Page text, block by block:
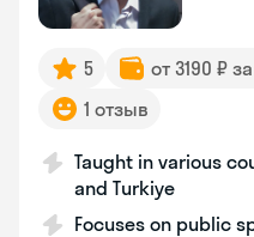
5 от 3190 ₽
1 отзыв
Taught in various
and Turkiye
Focuses on public